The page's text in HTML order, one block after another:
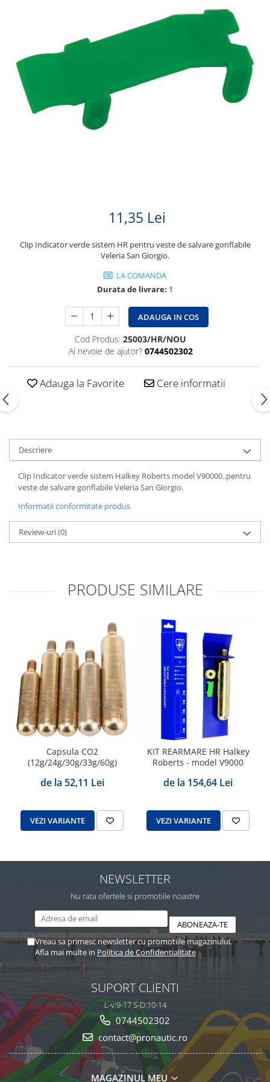
11,35 Lei
Clip Indicator verde sistem HR pentru veste de salvare gonflabile
Veleria San Giorgio.
LA COMANDA
Durata de livrare: 1
ADAUGA IN COS
Cod Produs: 25003/HR/NOU
Ai nevoie de ajutor? 0744502302
Adauga la Favorite Cere informatii
Descriere
Clip Indicator verde sistem Halkey Roberts model V90000..pentru
veste de salvare gonflabile Veleria San Giorgio.
Informatii conformitate produs
Review-uri(0)
PRODUSE SIMILARE
Capsula CO2
(12g/24g/30g/33g/60g)
de la 52,11 Lei
VEZI VARIANTE
KIT REARMARE HR Halkey
Roberts - model V9000
de la 154,64 Lei
VEZI VARIANTE
NEWSLETTER
Nu rata ofertele si promotiile noastre
Vreau sa primesc newsletter cu promotiile magazinului.
Afla mai multe in Politica de Confidentialitate
SUPORT CLIENTI
L-v:9-17 S-D:10-14
0744502302
contact@pronautic.ro
MAGAZINUL MEU